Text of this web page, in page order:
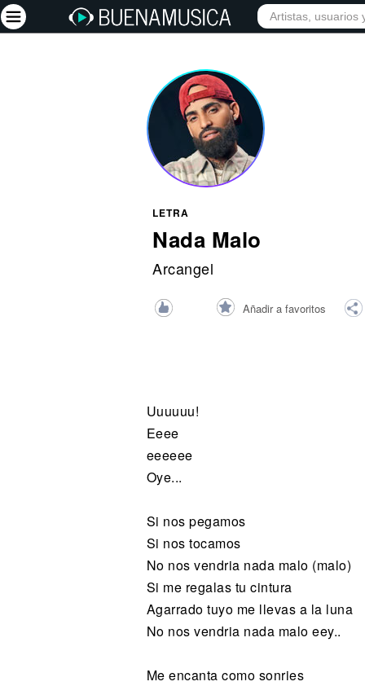
INICIO ARTISTAS
LETRA
Nada Malo
Arcangel
Añadir a favoritos
Uuuuuu!
Eeee
eeeeee
Oye...
Si nos pegamos
Si nos tocamos
No nos vendria nada malo (malo)
Si me regalas tu cintura
Agarrado tuyo me llevas a la luna
No nos vendria nada malo eey..
Me encanta como sonries